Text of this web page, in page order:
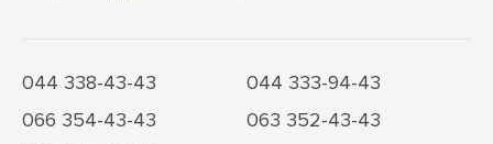
044 338-43-43
044 333-94-43
066 354-43-43
063 352-43-43